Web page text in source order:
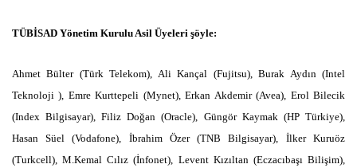
TÜBİSAD Yönetim Kurulu Asil Üyeleri şöyle:
Ahmet Bülter (Türk Telekom), Ali Kançal (Fujitsu), Burak Aydın (Intel
Teknoloji ), Emre Kurttepeli (Mynet), Erkan Akdemir (Avea), Erol Bilecik
(Index Bilgisayar), Filiz Doğan (Oracle), Güngör Kaymak (HP Türkiye),
Hasan Süel (Vodafone), İbrahim Özer (TNB Bilgisayar), İlker Kuruöz
(Turkcell), M.Kemal Cılız (İnfonet), Levent Kızıltan (Eczacıbaşı Bilişim),